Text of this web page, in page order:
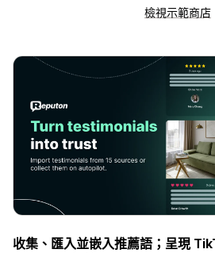
檢視示範商店
收集、匯入並嵌入推薦語；呈現